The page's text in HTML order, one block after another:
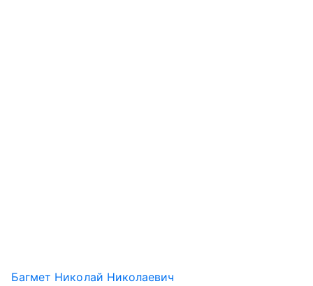
Багмет Николай Николаевич